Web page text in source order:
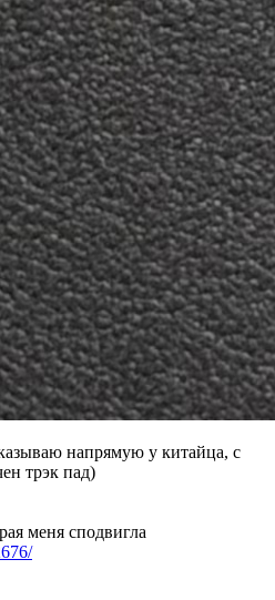
напрямую у китайца, с
трэк пад)
меня сподвигла